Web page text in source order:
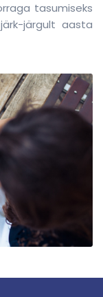
tasumiseks
järgult aasta